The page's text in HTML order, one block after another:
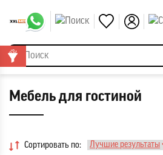
Мебель для гостиной
Сортировать по: